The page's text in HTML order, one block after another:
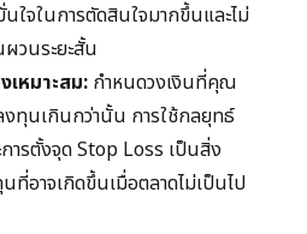
จในการตัดสินใจมากขึ้นและไม่
วนระยะสั้น
เหมาะสม: กำหนดวงเงินที่คุณ
งทุนเกินกว่านั้น การใช้กลยุทธ์
การตั้งจุด Stop Loss เป็นสิ่ง
ที่อาจเกิดขึ้นเมื่อตลาดไม่เป็นไป